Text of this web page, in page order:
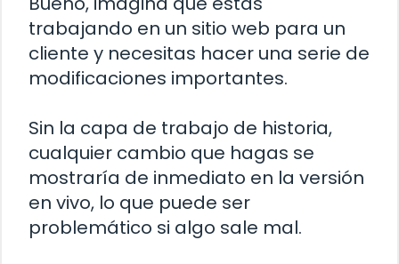
trabajando en un sitio web para un
cliente y necesitas hacer una serie de
modificaciones importantes.
Sin la capa de trabajo de historia,
cualquier cambio que hagas se
mostraría de inmediato en la versión
en vivo, lo que puede ser
problemático si algo sale mal.